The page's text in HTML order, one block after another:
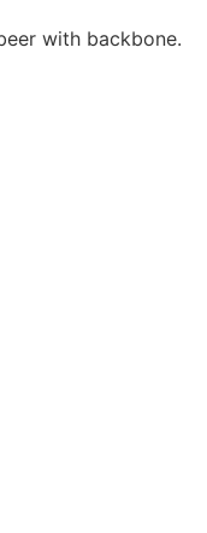
with backbone.